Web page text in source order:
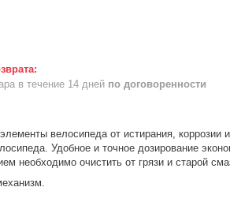
в течение 14 дней по договоренности
велосипеда от истирания, коррозии
Удобное и точное дозирование
необходимо очистить от грязи и старой